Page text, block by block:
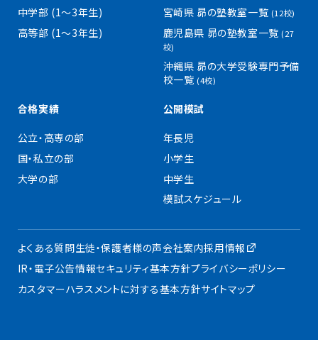
中学部 (1〜3年生)
高等部 (1〜3年生)
宮崎県 昴の塾教室一覧 (12校)
鹿児島県 昴の塾教室一覧(27
校)
沖縄県 昴の大学受験専門予備
校一覧 (4校)
合格実績
公立・高専の部
国・私立の部
大学の部
公開模試
年長児
小学生
中学生
模試スケジュール
よくある質問生徒・保護者様の声会社案内採用情報
IR・電子公告情報セキュリティ基本方針プライバシーポリシー
カスタマーハラスメントに対する基本方針サイトマップ